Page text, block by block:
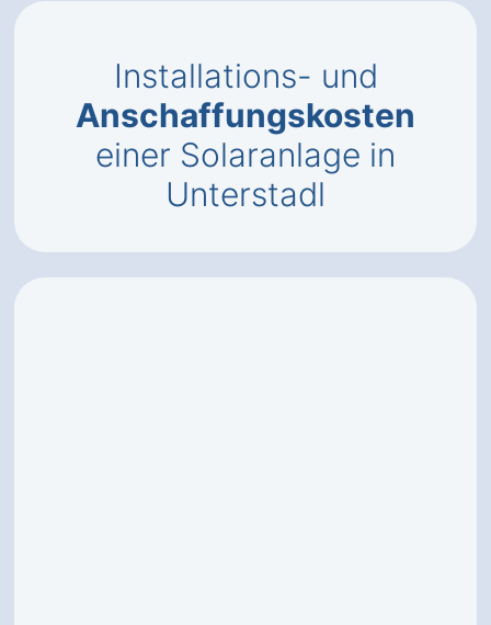
Installations- und
Anschaffungskosten
einer Solaranlage in
Unterstadl